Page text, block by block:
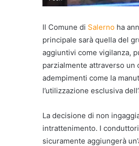
Il Comune di Salerno ha
principale sarà quella del
aggiuntivi come vigilanza,
parzialmente attraverso un
adempimenti come la
l’utilizzazione esclusiva
La decisione di non
intrattenimento. I
sicuramente aggiungerà